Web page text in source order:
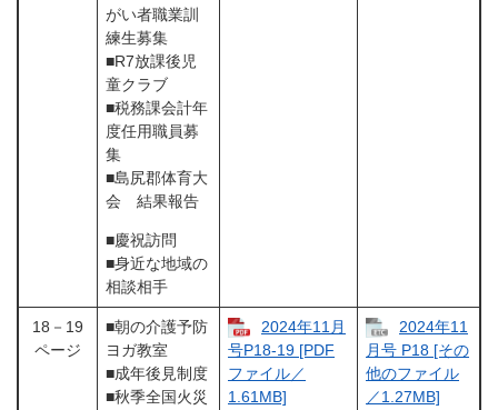
がい者職業訓
練生募集
■R7放課後児
童クラブ
■税務課会計年
度任用職員募
集
■島尻郡体育大
会 結果報告
■慶祝訪問
■身近な地域の
相談相手
18－19
ページ
■朝の介護予防
ヨガ教室
■成年後見制度
■秋季全国火災
2024年11月
号P18-19 [PDF
ファイル／
1.61MB]
2024年11
月号 P18 [その
他のファイル
／1.27MB]